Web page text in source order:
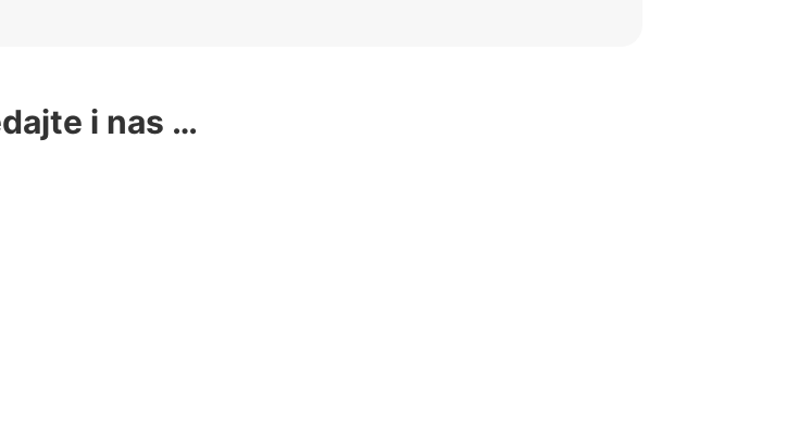
i nas …